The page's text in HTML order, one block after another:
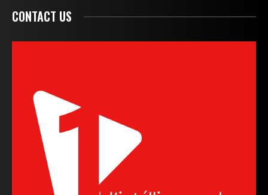
CONTACT US